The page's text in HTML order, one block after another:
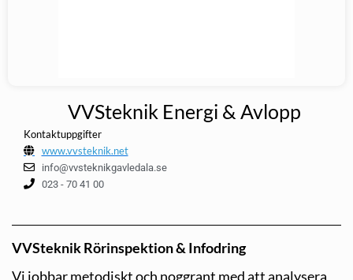
VVSteknik Energi & Avlopp
Kontaktuppgifter
www.vvsteknik.net
info@vvsteknikgavledala.se
023 - 70 41 00
VVSteknik Rörinspektion & Infodring
Vi jobbar metodiskt och noggrant med att analysera